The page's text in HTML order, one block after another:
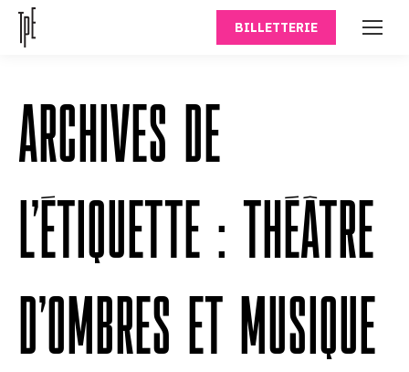
BILLETTERIE
ARCHIVES DE
L’ÉTIQUETTE :THÉÂTRE
D’OMBRES ET MUSIQUE